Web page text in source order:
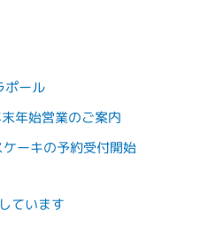
ポール
年始営業のご案内
ーキの予約受付開始
ています